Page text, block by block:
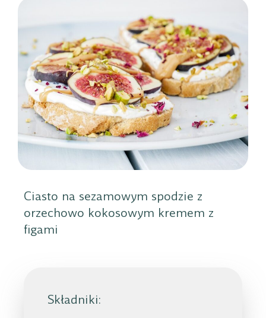
Ciasto na sezamowym spodzie z
orzechowo kokosowym kremem z
figami
Składniki: